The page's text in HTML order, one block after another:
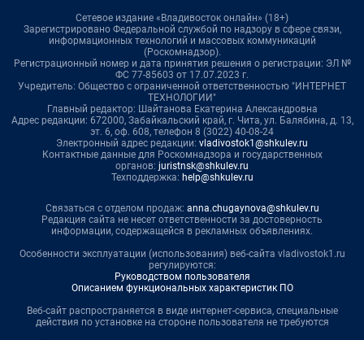
Сетевое издание «Владивосток онлайн» (18+)
Зарегистрировано Федеральной службой по надзору в сфере связи,
информационных технологий и массовых коммуникаций
(Роскомнадзор).
Регистрационный номер и дата принятия решения о регистрации: ЭЛ №
ФС 77-85603 от 17.07.2023 г.
Учредитель: Общество с ограниченной ответственностью "ИНТЕРНЕТ
ТЕХНОЛОГИИ"
Главный редактор: Шайтанова Екатерина Александровна
Адрес редакции: 672000, Забайкальский край, г. Чита, ул. Балябина, д. 13,
эт. 6, оф. 608, телефон 8 (3022) 40-08-24
Электронный адрес редакции: vladivostok1@shkulev.ru
Контактные данные для Роскомнадзора и государственных
органов: juristnsk@shkulev.ru
Техподдержка: help@shkulev.ru
Связаться с отделом продаж: anna.chugaynova@shkulev.ru
Редакция сайта не несет ответственности за достоверность
информации, содержащейся в рекламных объявлениях.
Особенности эксплуатации (использования) веб-сайта vladivostok1.ru
регулируются:
Руководством пользователя
Описанием функциональных характеристик ПО
Веб-сайт распространяется в виде интернет-сервиса, специальные
действия по установке на стороне пользователя не требуются